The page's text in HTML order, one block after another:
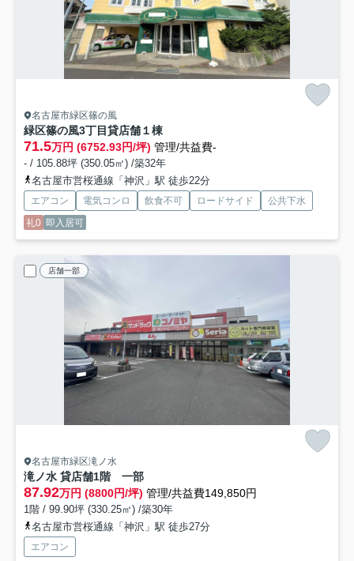
名古屋市緑区篠の風
緑区篠の風3丁目貸店舗１棟
71.5万円 (6752.93円/坪) 管理/共益費-
- / 105.88坪 (350.05㎡) /築32年
名古屋市営桜通線「神沢」駅 徒歩22分
エアコン 電気コンロ 飲食不可 ロードサイド
公共下水
礼0 即入居可
店舗一部
名古屋市緑区滝ノ水
滝ノ水 貸店舗1階 一部
87.92万円 (8800円/坪) 管理/共益費149,850円
1階 / 99.90坪 (330.25㎡) /築30年
名古屋市営桜通線「神沢」駅 徒歩27分
エアコン